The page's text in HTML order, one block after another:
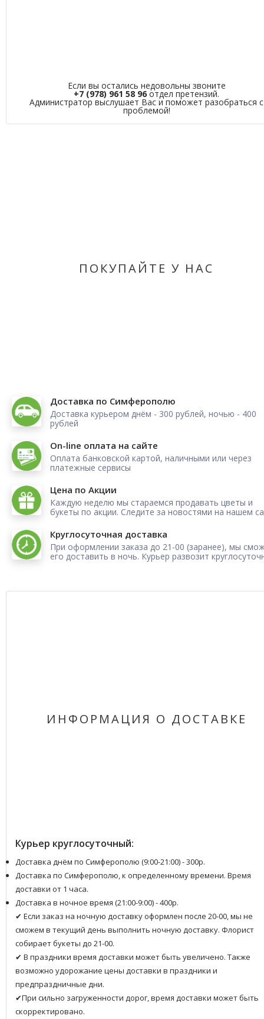
Если вы остались недовольны звоните
+7 (978) 961 58 96 отдел претензий.
Администратор выслушает Вас и поможет разобраться с
проблемой!
ПОКУПАЙТЕ У НАС
Доставка по Симферополю
Доставка курьером днём - 300 рублей, ночью - 400
рублей
On-line оплата на сайте
Оплата банковской картой, наличными или через
платежные сервисы
Цена по Акции
Каждую неделю мы стараемся продавать цветы и
букеты по акции. Следите за новостями на нашем
Круглосуточная доставка
При оформлении заказа до 21-00 (заранее), мы
его доставить в ночь. Курьер развозит
ИНФОРМАЦИЯ О ДОСТАВКЕ
Курьер круглосуточный:
Доставка днём по Симферополю (9:00-21:00) - 300р.
Доставка по Симферополю, к определенному времени. Время
доставки от 1 часа.
Доставка в ночное время (21:00-9:00) - 400р.
✔ Если заказ на ночную доставку оформлен после 20-00, мы не
сможем в текущий день выполнить ночную доставку. Флорист
собирает букеты до 21-00.
✔ В праздники время доставки может быть увеличено. Также
возможно удорожание цены доставки в праздники и
предпраздничные дни.
✔При сильно загруженности дорог, время доставки может быть
скорректировано.